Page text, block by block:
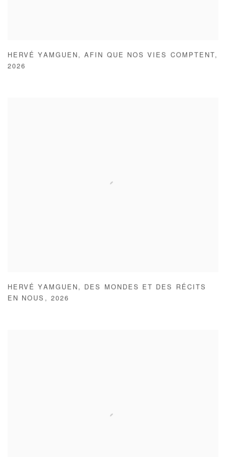
HERVÉ YAMGUEN ,AFIN QUE NOS VIES COMPTENT ,
2026
HERVÉ YAMGUEN , DES MONDES ET DES RÉCITS
EN NOUS , 2026